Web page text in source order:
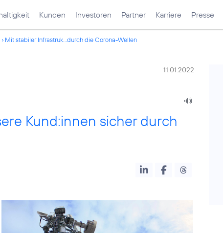
Kunden Investoren Partner Karriere Presse
Mit stabiler Infrastruk...durch die Corona-Wellen
11.01.2022
Kund:innen sicher durch